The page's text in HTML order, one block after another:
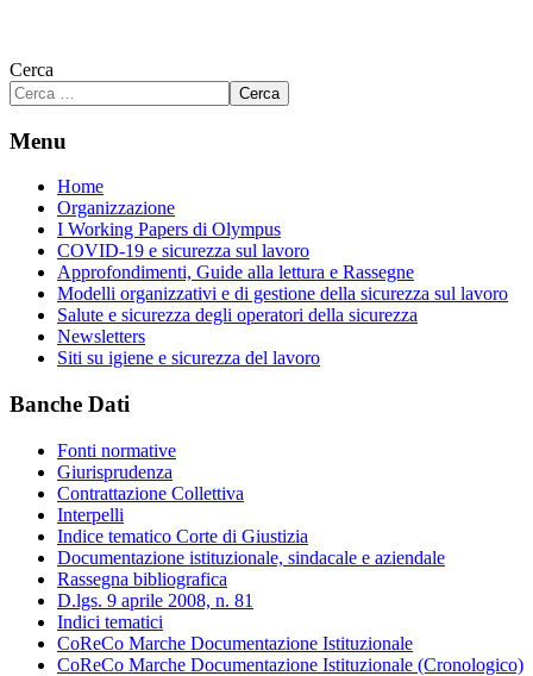
Cerca
Cerca
Menu
Home
Organizzazione
I Working Papers di Olympus
COVID-19 e sicurezza sul lavoro
Approfondimenti, Guide alla lettura e Rassegne
Modelli organizzativi e di gestione della sicurezza sul lavoro
Salute e sicurezza degli operatori della sicurezza
Newsletters
Siti su igiene e sicurezza del lavoro
Banche Dati
Fonti normative
Giurisprudenza
Contrattazione Collettiva
Interpelli
Indice tematico Corte di Giustizia
Documentazione istituzionale, sindacale e aziendale
Rassegna bibliografica
D.lgs. 9 aprile 2008, n. 81
Indici tematici
CoReCo Marche Documentazione Istituzionale
CoReCo Marche Documentazione Istituzionale (Cronologico)